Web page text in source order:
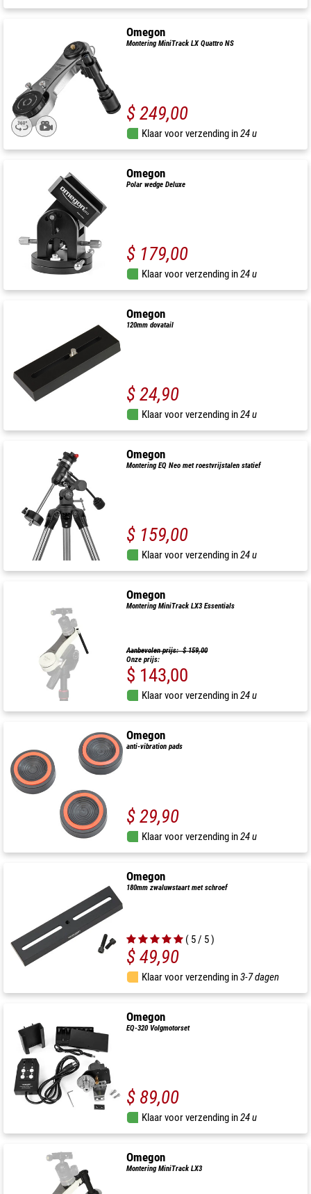
Omegon
Montering MiniTrack LX Quattro NS
$ 249,00
Klaar voor verzending in24 u
Omegon
Polar wedge Deluxe
$ 179,00
Klaar voor verzending in24 u
Omegon
120mm dovatail
$ 24,90
Klaar voor verzending in24 u
Omegon
Montering EQ Neo met roestvrijstalen statief
$ 159,00
Klaar voor verzending in24 u
Omegon
Montering MiniTrack LX3 Essentials
Aanbevolen prijs: $ 159,00
Onze prijs:
$ 143,00
Klaar voor verzending in24 u
Omegon
anti-vibration pads
$ 29,90
Klaar voor verzending in24 u
Omegon
180mm zwaluwstaart met schroef
( 5 / 5 )
$ 49,90
Klaar voor verzending in3-7 dagen
Omegon
EQ-320 Volgmotorset
$ 89,00
Klaar voor verzending in24 u
Omegon
Montering MiniTrack LX3